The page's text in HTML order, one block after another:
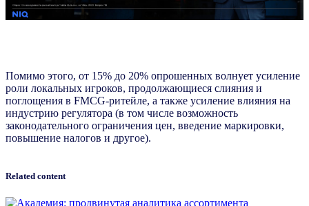
Помимо этого, от 15% до 20% опрошенных волнует усиление
роли локальных игроков, продолжающиеся слияния и
поглощения в FMCG-ритейле, а также усиление влияния на
индустрию регулятора (в том числе возможность
законодательного ограничения цен, введение маркировки,
повышение налогов и другое).
Related content